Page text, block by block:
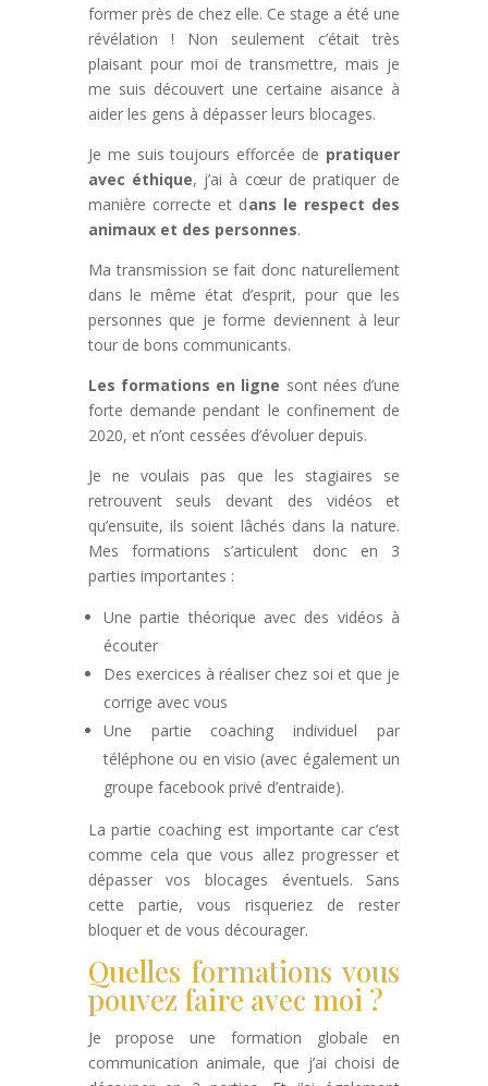
former près de chez elle. Ce stage a été une
révélation ! Non seulement c’était très
plaisant pour moi de transmettre, mais je
me suis découvert une certaine aisance à
aider les gens à dépasser leurs blocages.
Je me suis toujours efforcée de pratiquer
avec éthique, j’ai à cœur de pratiquer de
manière correcte et dans le respect des
animaux et des personnes.
Ma transmission se fait donc naturellement
dans le même état d’esprit, pour que les
personnes que je forme deviennent à leur
tour de bons communicants.
Les formations en ligne sont nées d’une
forte demande pendant le confinement de
2020, et n’ont cessées d’évoluer depuis.
Je ne voulais pas que les stagiaires se
retrouvent seuls devant des vidéos et
qu’ensuite, ils soient lâchés dans la nature.
Mes formations s’articulent donc en 3
parties importantes :
Une partie théorique avec des vidéos à
écouter
Des exercices à réaliser chez soi et que je
corrige avec vous
Une partie coaching individuel par
téléphone ou en visio (avec également un
groupe facebook privé d’entraide).
La partie coaching est importante car c’est
comme cela que vous allez progresser et
dépasser vos blocages éventuels. Sans
cette partie, vous risqueriez de rester
bloquer et de vous décourager.
Quelles formations vous
pouvez faire avec moi ?
Je propose une formation globale en
communication animale, que j’ai choisi de